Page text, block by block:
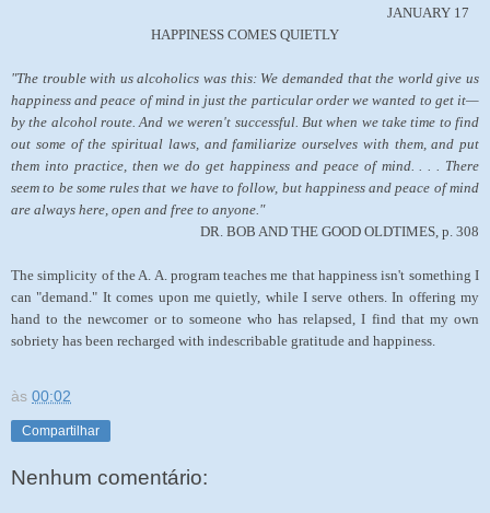
JANUARY 17
HAPPINESS COMES QUIETLY
"The trouble with us alcoholics was this: We demanded that the world give us
happiness and peace of mind in just the particular order we wanted to get it—
by the alcohol route. And we weren't successful. But when we take time to find
out some of the spiritual laws, and familiarize ourselves with them, and put
them into practice, then we do get happiness and peace of mind. . . . There
seem to be some rules that we have to follow, but happiness and peace of mind
are always here, open and free to anyone."
DR. BOB AND THE GOOD OLDTIMES, p. 308
The simplicity of the A. A. program teaches me that happiness isn't something I
can "demand." It comes upon me quietly, while I serve others. In offering my
hand to the newcomer or to someone who has relapsed, I find that my own
sobriety has been recharged with indescribable gratitude and happiness.
às 00:02
Compartilhar
Nenhum comentário: